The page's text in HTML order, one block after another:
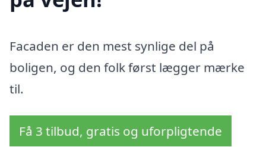
Facaden er den mest synlige del på
boligen, og den folk først lægger mærke
til.
Få 3 tilbud, gratis og uforpligtende